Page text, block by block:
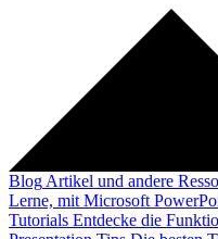
Blog Artikel und andere
Lerne, mit Microsoft
Tutorials Entdecke die